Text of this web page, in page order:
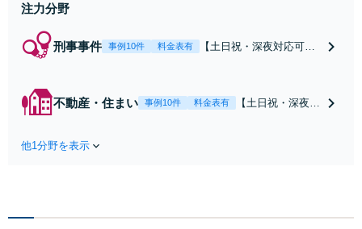
注力分野
刑事事件 事例10件 料金表有
【土日祝・深夜対応可】
起訴を目指します。逮捕
勾留されている場合、首
不動産・住まい 事例10件 料金表有
【土日祝・深夜相
可能【初回相談無
他1分野を表示